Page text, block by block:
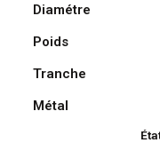
Diamétre
Poids
Tranche
Métal